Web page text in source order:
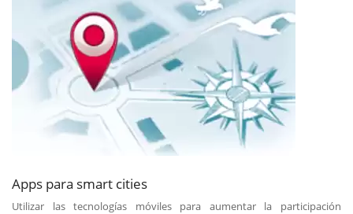
Apps para smart cities
Utilizar las tecnologías móviles para aumentar la participación